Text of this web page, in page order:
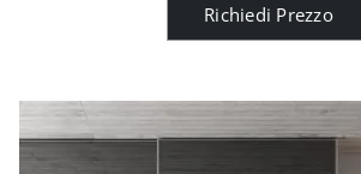
Richiedi Prezzo